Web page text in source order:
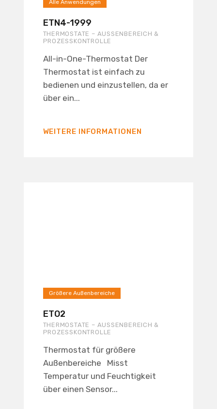
Alle Anwendungen
ETN4-1999
THERMOSTATE – AUSSENBEREICH & P
ROZESSKONTROLLE
All-in-One-Thermostat Der
Thermostat ist einfach zu
bedienen und einzustellen, da er
über ein...
WEITERE INFORMATIONEN
Größere Außenbereiche
ETO2
THERMOSTATE – AUSSENBEREICH & P
ROZESSKONTROLLE
Thermostat für größere
Außenbereiche Misst
Temperatur und Feuchtigkeit
über einen Sensor...